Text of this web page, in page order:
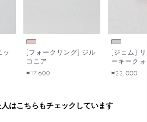
ッ
[フォークリング] ジル
コニア
¥17,600
[ジェム]
ーキーク
¥22,000
はこちらもチェックしています